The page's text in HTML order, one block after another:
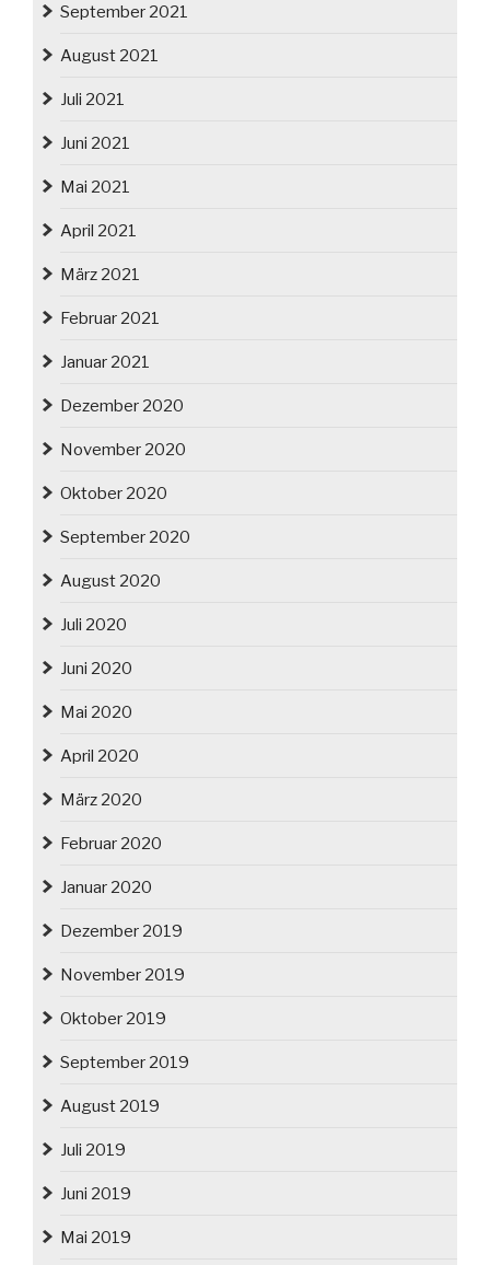
September 2021
August 2021
Juli 2021
Juni 2021
Mai 2021
April 2021
März 2021
Februar 2021
Januar 2021
Dezember 2020
November 2020
Oktober 2020
September 2020
August 2020
Juli 2020
Juni 2020
Mai 2020
April 2020
März 2020
Februar 2020
Januar 2020
Dezember 2019
November 2019
Oktober 2019
September 2019
August 2019
Juli 2019
Juni 2019
Mai 2019